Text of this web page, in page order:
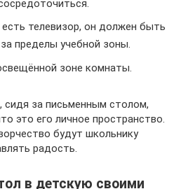
телевизор, он должен быть
пределы учебной зоны.
зоне комнаты.
за письменным столом,
это его личное пространство.
будут школьнику
радость.
в детскую своими